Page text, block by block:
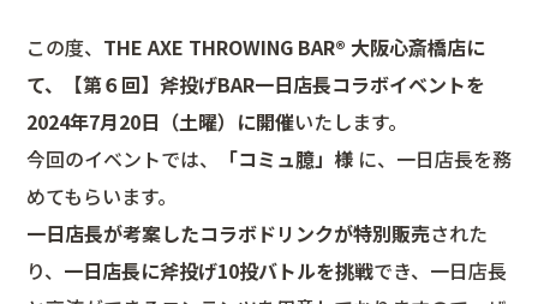
この度、 THE AXE THROWING BAR®︎ 大阪心斎橋店に
て、【第６回】斧投げBAR一日店長コラボイベントを
2024年7月20日（土曜）に開催いたします。
今回のイベントでは、
「コミュ臆」様 に、一日店長を務
めてもらいます。
一日店長が考案したコラボドリンクが特別販売された
り、 一日店長に斧投げ10投バトルを挑戦でき、一日店長